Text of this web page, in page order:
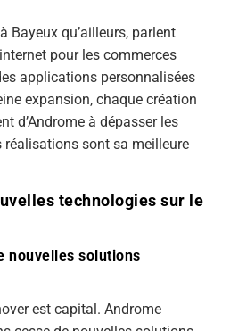
Bayeux qu’ailleurs, parlent
pour les commerces
applications personnalisées
expansion, chaque création
d’Androme à dépasser les
réalisations sont sa meilleure
technologies sur le
nouvelles solutions
est capital. Androme